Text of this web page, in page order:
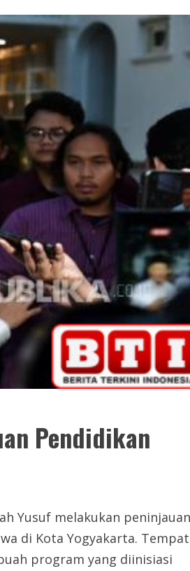
Pendidikan
Yusuf melakukan peninjauan
di Kota Yogyakarta. Tempat
program yang diinisiasi